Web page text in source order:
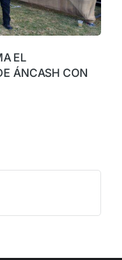
EL
ÁNCASH CON